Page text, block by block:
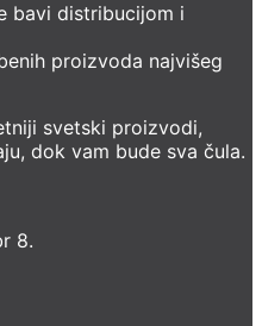
bavi distribucijom i
proizvoda najvišeg
svetski proizvodi,
dok vam bude sva čula.
8.